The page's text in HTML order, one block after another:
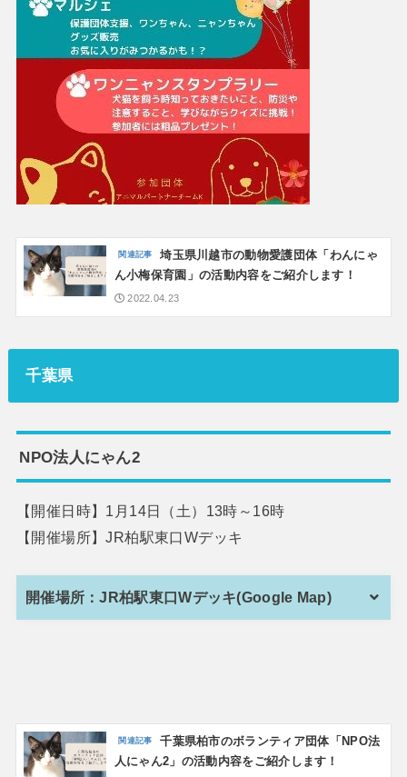
埼玉県川越市の動物愛護団体「わんにゃ
ん小梅保育園」の活動内容をご紹介します！
2022.04.23
千葉県
NPO法人にゃん2
【開催日時】1月14日（土）13時～16時
【開催場所】JR柏駅東口Wデッキ
開催場所：JR柏駅東口Wデッキ(Google Map)
千葉県柏市のボランティア団体「NPO法
人にゃん2」の活動内容をご紹介します！